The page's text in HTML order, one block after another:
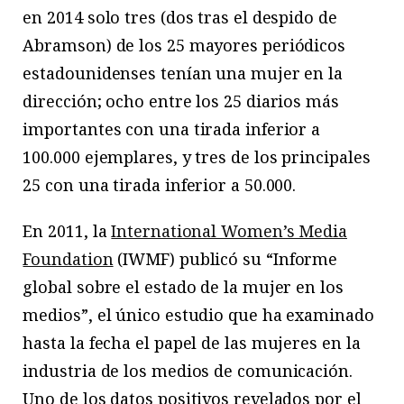
en 2014 solo tres (dos tras el despido de
Abramson) de los 25 mayores periódicos
estadounidenses tenían una mujer en la
dirección; ocho entre los 25 diarios más
importantes con una tirada inferior a
100.000 ejemplares, y tres de los principales
25 con una tirada inferior a 50.000.
En 2011, laInternational Women’s Media
Foundation (IWMF) publicó su “Informe
global sobre el estado de la mujer en los
medios”, el único estudio que ha examinado
hasta la fecha el papel de las mujeres en la
industria de los medios de comunicación.
Uno de los datos positivos revelados por el